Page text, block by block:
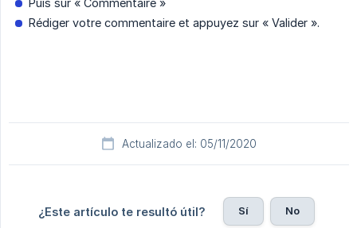
Puis sur « Commentaire »
Rédiger votre commentaire et appuyez sur « Valider ».
Actualizado el: 05/11/2020
¿Este artículo te resultó útil? Sí No